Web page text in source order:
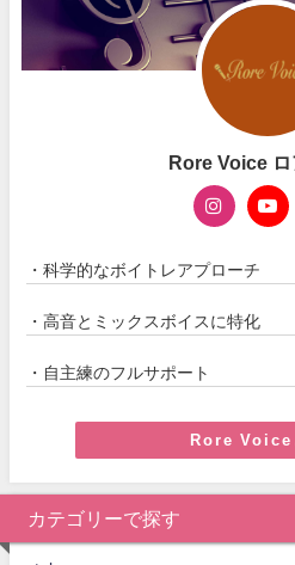
Rore Voice ロ
・科学的なボイトレアプローチ
・高音とミックスボイスに特化
・自主練のフルサポート
Rore Voice
カテゴリーで探す